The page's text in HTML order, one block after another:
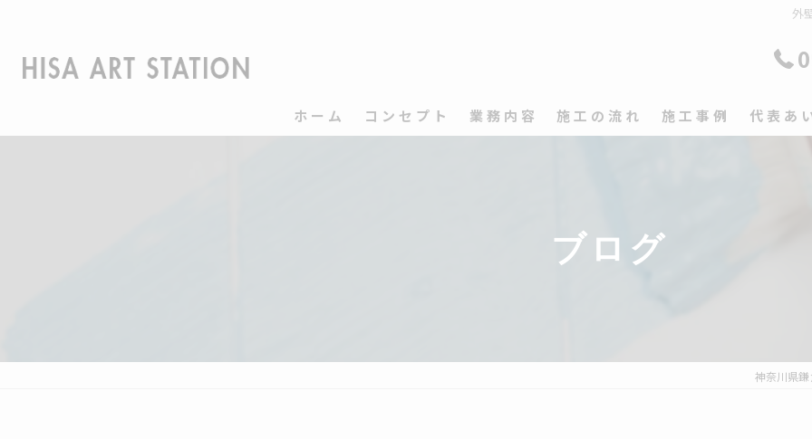
外
ホーム コンセプト 業務内容 施工の流れ 施工事例 代表あ
ブログ
神奈川県